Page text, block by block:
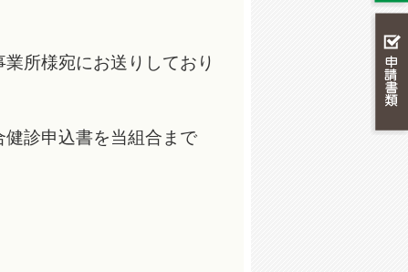
所様宛にお送りしており
診申込書を当組合まで